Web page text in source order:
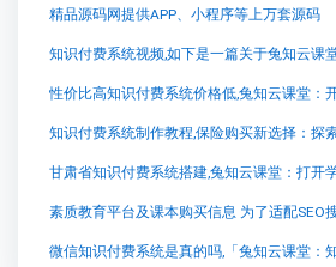
精品源码网提供APP、小程序等上万套源码
知识付费系统视频,如下是一篇关于兔知云课
性价比高知识付费系统价格低,兔知云课堂：
知识付费系统制作教程,保险购买新选择：探
微信知识付费系统是真的吗,「兔知云课堂：